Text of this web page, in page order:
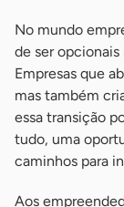
No mundo
de ser opcionais
Empresas que
mas também
essa transição
tudo, uma
caminhos para
Aos